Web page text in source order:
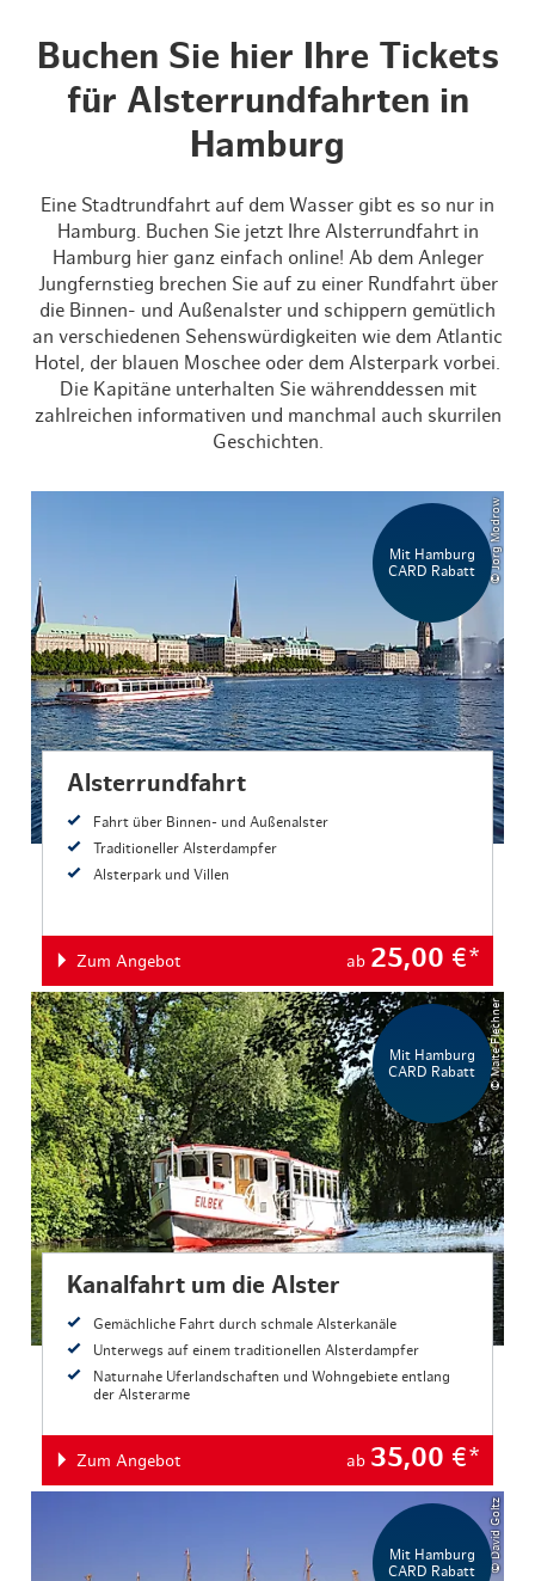
Buchen Sie hier Ihre Tickets
für Alsterrundfahrten in
Hamburg
Eine Stadtrundfahrt auf dem Wasser gibt es so nur in
Hamburg. Buchen Sie jetzt Ihre Alsterrundfahrt in
Hamburg hier ganz einfach online! Ab dem Anleger
Jungfernstieg brechen Sie auf zu einer Rundfahrt über
die Binnen- und Außenalster und schippern gemütlich
an verschiedenen Sehenswürdigkeiten wie dem Atlantic
Hotel, der blauen Moschee oder dem Alsterpark vorbei.
Die Kapitäne unterhalten Sie währenddessen mit
zahlreichen informativen und manchmal auch skurrilen
Geschichten.
Mit Hamburg
CARD Rabatt
© Jörg Modrow
Alsterrundfahrt
Fahrt über Binnen- und Außenalster
Traditioneller Alsterdampfer
Alsterpark und Villen
Zum Angebot ab 25,00 €*
Mit Hamburg
CARD Rabatt
© Malte Flechner
Kanalfahrt um die Alster
Gemächliche Fahrt durch schmale Alsterkanäle
Unterwegs auf einem traditionellen Alsterdampfer
Naturnahe Uferlandschaften und Wohngebiete entlang
der Alsterarme
Zum Angebot ab 35,00 €*
Mit Hamburg
CARD Rabatt
© David Goltz